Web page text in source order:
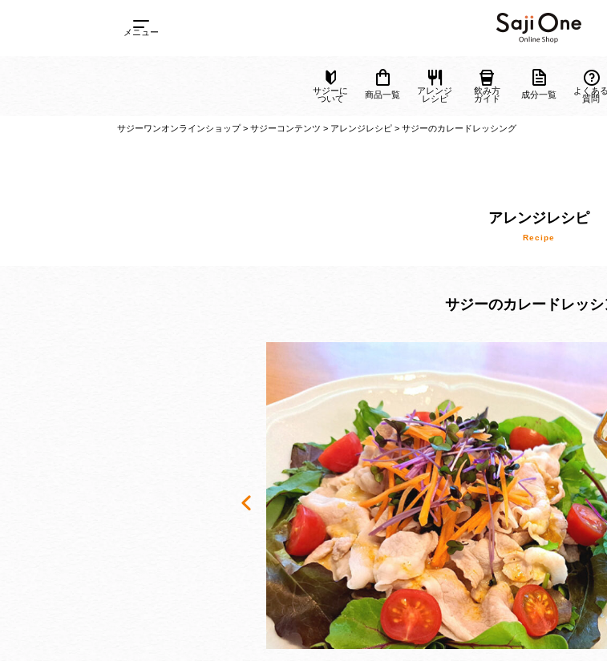
メニュー
サジーに 商品一覧 アレンジ 飲み方 成分一
アレンジレシピ
サジーのカレードレッシ